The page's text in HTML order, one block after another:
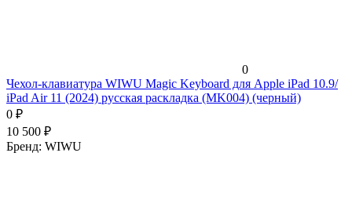
0
Чехол-клавиатура WIWU Magic Keyboard для Apple iPad 10.9/
iPad Air 11 (2024) русская раскладка (MK004) (черный)
0 ₽
10 500 ₽
Бренд: WIWU